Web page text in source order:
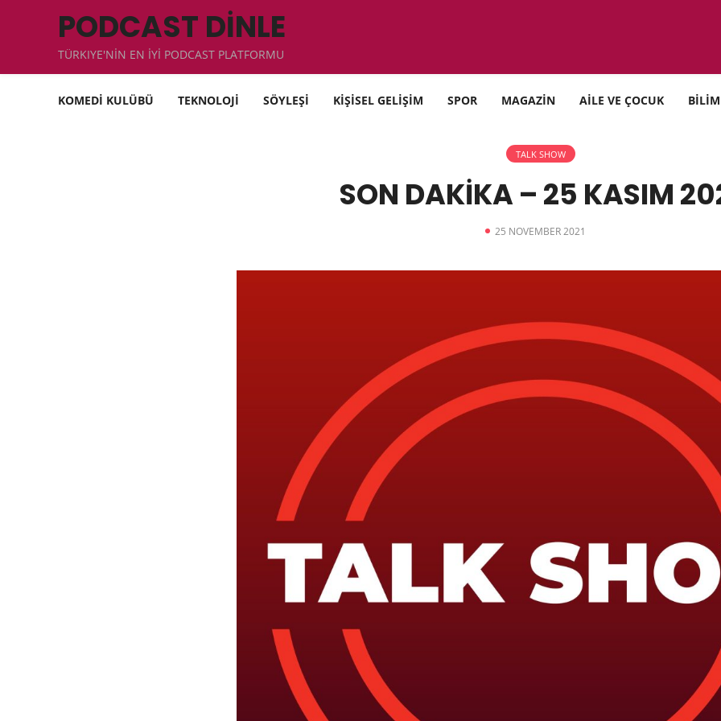
PODCAST DİNLE
TÜRKIYE'NİN EN İYİ PODCAST PLATFORMU
KOMEDİ KULÜBÜ TEKNOLOJİ SÖYLEŞİ KİŞİSEL GELİŞİM SPOR MAGAZİN AİLE VE ÇOCUK BİLİM
TALK SHOW
SON DAKİKA – 25 KASIM
25 NOVEMBER 2021